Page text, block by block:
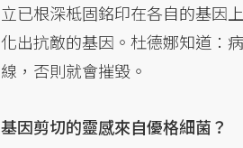
立已根深柢固銘印在各自的基因
化出抗敵的基因。杜德娜知道：
線，否則就會摧毀。
基因剪切的靈感來自優格細菌？